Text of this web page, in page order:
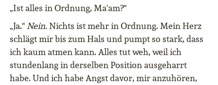
„Ist alles in Ordnung, Ma'am?“
„Ja.“ Nein.Nichts ist mehr in Ordnung. Mein Herz
schlägt mir bis zum Hals und pumpt so stark, dass
ich kaum atmen kann. Alles tut weh, weil ich
stundenlang in derselben Position ausgeharrt
habe. Und ich habe Angst davor, mir anzuhören,